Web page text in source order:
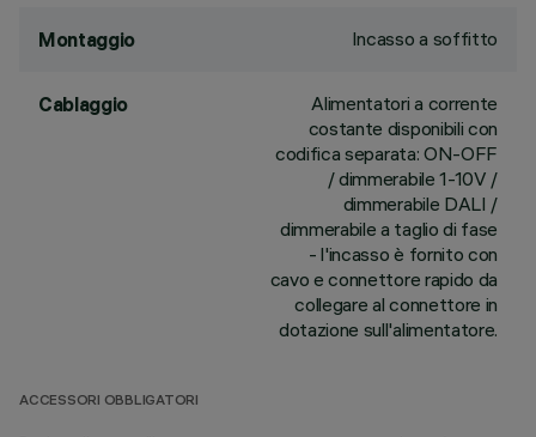
Montaggio Incasso a soffitto
Cablaggio
Alimentatori a corrente
costante disponibili con
codifica separata: ON-OFF
/ dimmerabile 1-10V /
dimmerabile DALI /
dimmerabile a taglio di fase
- l'incasso è fornito con
cavo e connettore rapido da
collegare al connettore in
dotazione sull'alimentatore.
ACCESSORI OBBLIGATORI